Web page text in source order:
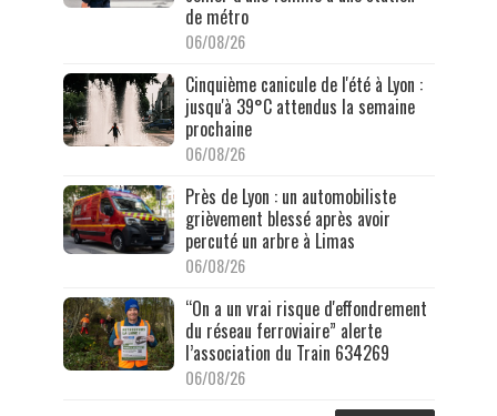
de métro
06/08/26
Cinquième canicule de l'été à Lyon :
jusqu'à 39°C attendus la semaine
prochaine
06/08/26
Près de Lyon : un automobiliste
grièvement blessé après avoir
percuté un arbre à Limas
06/08/26
“On a un vrai risque d'effondrement
du réseau ferroviaire” alerte
l’association du Train 634269
06/08/26